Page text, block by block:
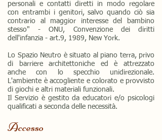
personali e contatti diretti in modo regolare
con entrambi i genitori, salvo quando ciò sia
contrario al maggior interesse del bambino
stesso" - ONU, Convenzione dei diritti
dell'infanzia - art.9, 1989, New York.
Lo Spazio Neutro è situato al piano terra, privo
di barriere architettoniche ed è attrezzato
anche con lo specchio unidirezionale.
L'ambiente è accogliente e colorato e provvisto
di giochi e altri materiali funzionali.
Il Servizio è gestito da educatori e/o psicologi
qualificati a seconda delle necessità.
Accesso